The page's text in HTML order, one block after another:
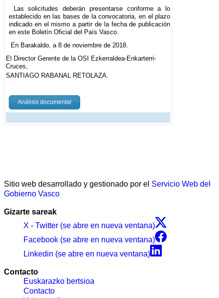
Las solicitudes deberán presentarse conforme a lo
establecido en las bases de la convocatoria, en el plazo
indicado en el mismo a partir de la fecha de publicación
en este Boletín Oficial del País Vasco.
En Barakaldo, a 8 de noviembre de 2018.
El Director Gerente de la OSI Ezkerraldea-Enkarterri-
Cruces,
SANTIAGO RABANAL RETOLAZA.
Análisis documental
Sitio web desarrollado y gestionado por el Servicio Web del
Gobierno Vasco
Gizarte sareak
X - Twitter (se abre en nueva ventana)
Facebook (se abre en nueva ventana)
Linkedin (se abre en nueva ventana)
Contacto
Euskarazko bertsioa
Contacto